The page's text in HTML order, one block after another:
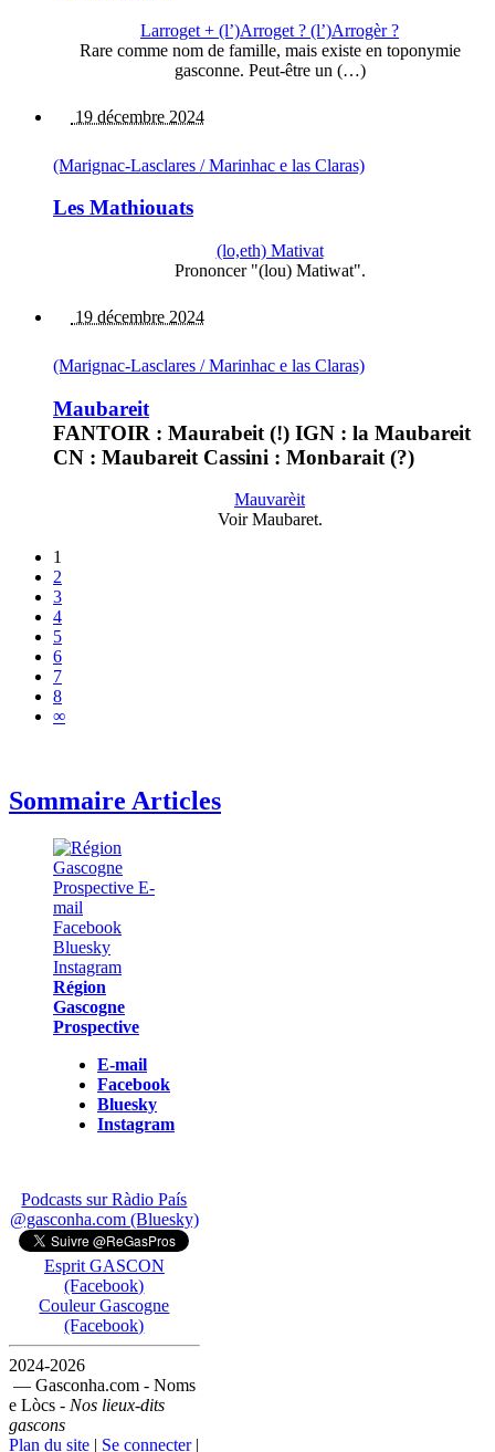
Larroget + (l’)Arroget ? (l’)Arrogèr ?
Rare comme nom de famille, mais existe en toponymie
gasconne. Peut-être un (…)
19 décembre 2024
(Marignac-Lasclares / Marinhac e las Claras)
Les Mathiouats
(lo,eth) Mativat
Prononcer "(lou) Matiwat".
19 décembre 2024
(Marignac-Lasclares / Marinhac e las Claras)
Maubareit
FANTOIR : Maurabeit (!) IGN : la Maubareit
CN : Maubareit Cassini : Monbarait (?)
Mauvarèit
Voir Maubaret.
1
2
3
4
5
6
7
8
∞
Sommaire Articles
Région
Gascogne
Prospective
E-mail
Facebook
Bluesky
Instagram
Podcasts sur Ràdio País
@gasconha.com (Bluesky)
Esprit GASCON
(Facebook)
Couleur Gascogne
(Facebook)
2024-2026
— Gasconha.com - Noms
e Lòcs - Nos lieux-dits
gascons
Plan du site | Se connecter|